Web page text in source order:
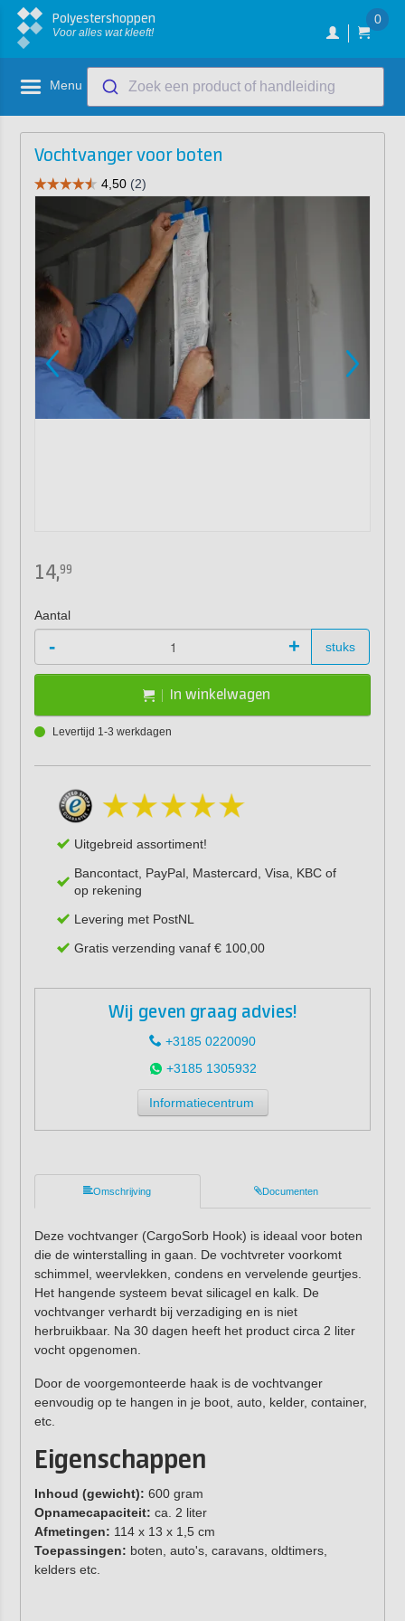
Polyestershoppen
Voor alles wat kleeft!
0
Menu Zoek een product of handleiding
Vochtvanger voor boten
14,99
Aantal
- + stuks
In winkelwagen
Levertijd 1-3 werkdagen
Uitgebreid assortiment!
Bancontact, PayPal, Mastercard, Visa, KBC of
op rekening
Levering met PostNL
Gratis verzending vanaf € 100,00
Wij geven graag advies!
+3185 0220090
+3185 1305932
Informatiecentrum
Omschrijving Documenten
Deze vochtvanger (CargoSorb Hook) is ideaal voor boten
die de winterstalling in gaan. De vochtvreter voorkomt
schimmel, weervlekken, condens en vervelende geurtjes.
Het hangende systeem bevat silicagel en kalk. De
vochtvanger verhardt bij verzadiging en is niet
herbruikbaar. Na 30 dagen heeft het product circa 2 liter
vocht opgenomen.
Door de voorgemonteerde haak is de vochtvanger
eenvoudig op te hangen in je boot, auto, kelder, container,
etc.
Eigenschappen
Inhoud (gewicht): 600 gram
Opnamecapaciteit: ca. 2 liter
Afmetingen: 114 x 13 x 1,5 cm
Toepassingen: boten, auto's, caravans, oldtimers,
kelders etc.